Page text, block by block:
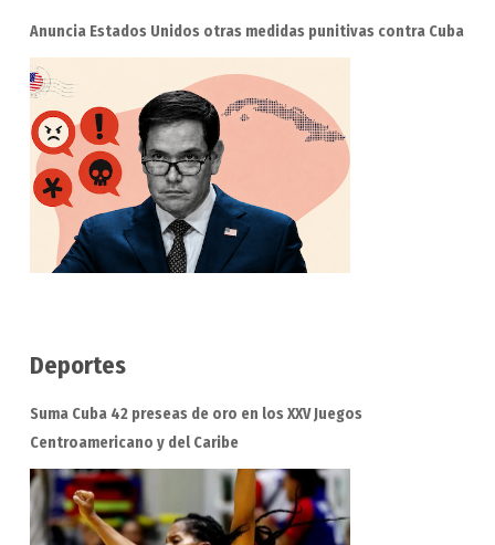
Anuncia Estados Unidos otras medidas punitivas contra Cuba
Deportes
Suma Cuba 42 preseas de oro en los XXV Juegos
Centroamericano y del Caribe